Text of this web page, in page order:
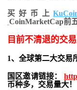
买好币上
CoinMarketCap前
目前不清退的交易
1、全球第二大交易
国区邀请链接：
币种多，交易量大！